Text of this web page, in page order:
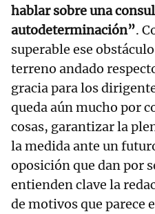
hablar sobre una
autodeterminación”.
superable ese
terreno andado
gracia para los
queda aún mucho por
cosas, garantizar la
la medida ante un
oposición que dan por
entienden clave la
de motivos que parece